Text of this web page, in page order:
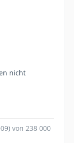
nicht
von 238 000